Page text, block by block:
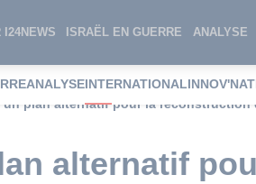
I24NEWS ISRAËL EN GUERRE ANALYSE
ANALYSEINTERNATIONAL
un plan alternatif pour la reconstruction
alternatif